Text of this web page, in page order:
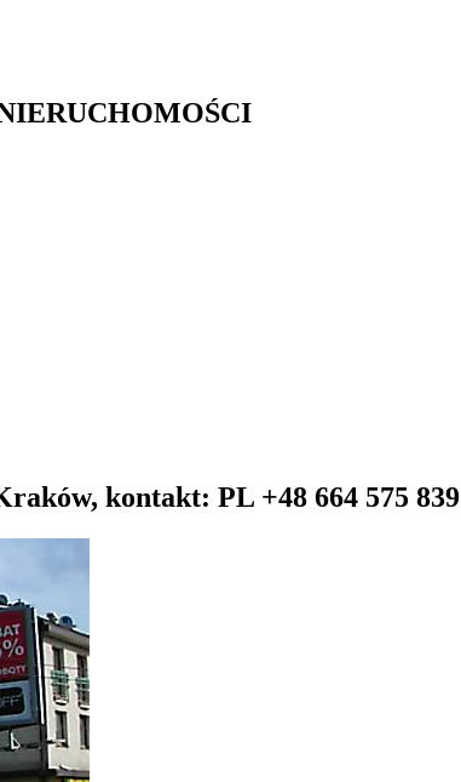
kontakt: PL +48 664 575 839